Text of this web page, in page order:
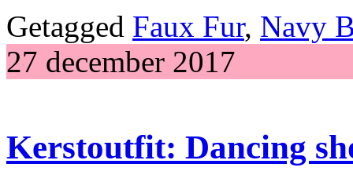
Getagged Faux Fur, Navy
27 december 2017
Kerstoutfit: Dancing